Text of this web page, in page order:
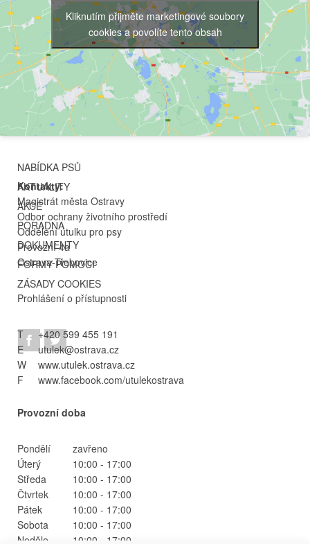
Kliknutím přijměte marketingové soubory
cookies a povolíte tento obsah
NABÍDKA PSŮ
AKTUALITY
AKCE
PORADNA
DOKUMENTY
FORMY POMOCI
ZÁSADY COOKIES
Kontakty:
Magistrát města Ostravy
Odbor ochrany životního prostředí
Oddělení útulku pro psy
Provozní 4a
Ostrava-Třebovice
Prohlášení o přístupnosti
T
+420 599 455 191
E
utulek@ostrava.cz
W
www.utulek.ostrava.cz
F
www.facebook.com/utulekostrava
Provozní doba
Pondělí
zavřeno
Úterý
10:00 - 17:00
Středa
10:00 - 17:00
Čtvrtek
10:00 - 17:00
Pátek
10:00 - 17:00
Sobota
10:00 - 17:00
Neděle
10:00 - 17:00